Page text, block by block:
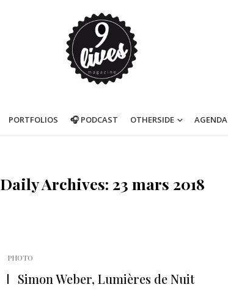
PORTFOLIOS 🎧 PODCAST OTHERSIDE AGENDA
Daily Archives: 23 mars 2018
PHOTO
Simon Weber, Lumières de Nuit